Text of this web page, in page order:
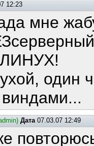
12:23
мне
один
Дата07.03.07 12:49